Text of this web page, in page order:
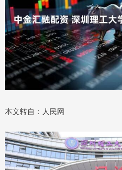
本文转自：人民网